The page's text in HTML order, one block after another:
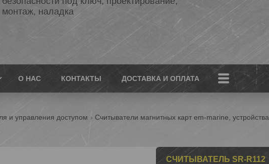
монтаж, наладка
О НАС КОНТАКТЫ ДОСТАВКА И ОПЛАТА
и управления доступом Считыватели магнитных карт em-marine,
СЧИТЫВАТЕЛЬ SR-R112